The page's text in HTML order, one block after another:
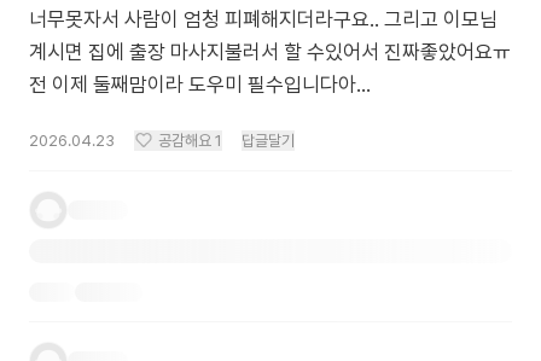
너무못자서 사람이 엄청 피폐해지더라구요.. 그리고 이모님
계시면 집에 출장 마사지불러서 할 수있어서 진짜좋았어요ㅠ
전 이제 둘째맘이라 도우미 필수입니다아…
2026.04.23 공감해요 1 답글달기